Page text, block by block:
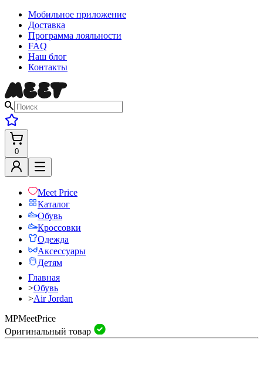
Мобильное приложение
Доставка
Программа лояльности
FAQ
Наш блог
Контакты
0
Meet Price
Каталог
Обувь
Кроссовки
Одежда
Аксессуары
Детям
Главная
>Обувь
>Air Jordan
MPMeetPrice
Оригинальный товар